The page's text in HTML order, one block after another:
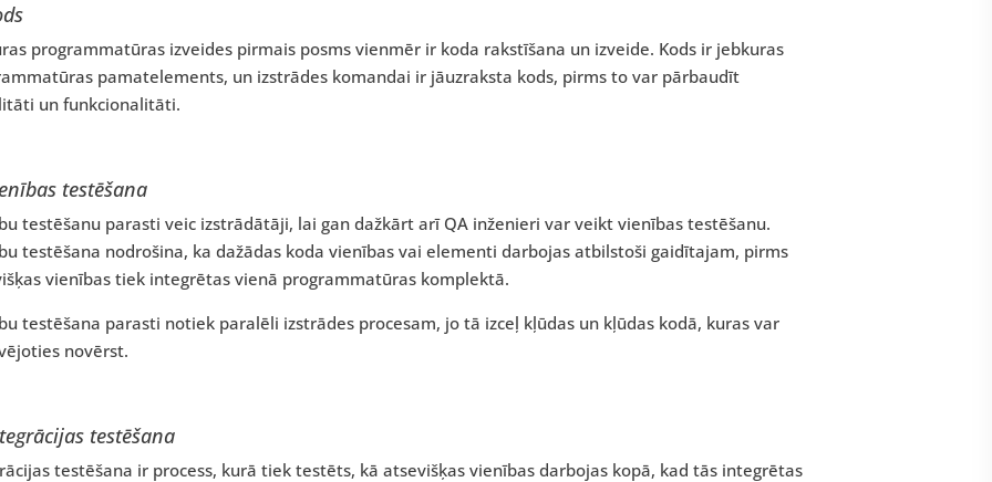
programmatūras izveides pirmais posms vienmēr ir koda rakstīšana un izveide. Kods ir jebkuras
pamatelements, un izstrādes komandai ir jāuzraksta kods, pirms to var pārbaudīt
un funkcionalitāti.
testēšana
testēšanu parasti veic izstrādātāji, lai gan dažkārt arī QA inženieri var veikt vienības testēšanu.
testēšana nodrošina, ka dažādas koda vienības vai elementi darbojas atbilstoši gaidītajam, pirms
vienības tiek integrētas vienā programmatūras komplektā.
testēšana parasti notiek paralēli izstrādes procesam, jo tā izceļ kļūdas un kļūdas kodā, kuras var
novērst.
testēšana
testēšana ir process, kurā tiek testēts, kā atsevišķas vienības darbojas kopā, kad tās integrētas